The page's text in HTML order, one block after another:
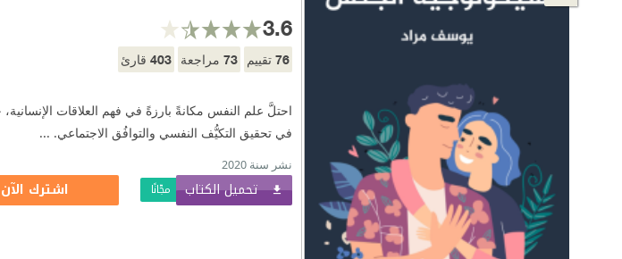
3.6
76 تقييم 73 مراجعة 403 قارئ
احتلَّ علم النفس مكانةً بارزةً في فهم العلاقات
في تحقيق التكيُّف النفسي والتوافُق الاجتماعي. ...
نشر سنة 2020
تحميل الكتاب مجّانًا اشترك الآن